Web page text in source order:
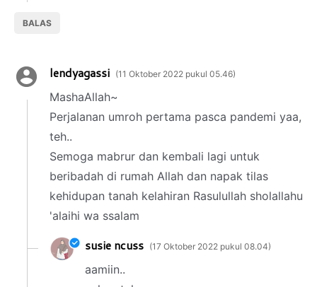
BALAS
lendyagassi 11 Oktober 2022 pukul 05.46
MashaAllah~
Perjalanan umroh pertama pasca pandemi yaa,
teh..
Semoga mabrur dan kembali lagi untuk
beribadah di rumah Allah dan napak tilas
kehidupan tanah kelahiran Rasulullah sholallahu
'alaihi wa ssalam
susie ncuss 17 Oktober 2022 pukul 08.04
aamiin..